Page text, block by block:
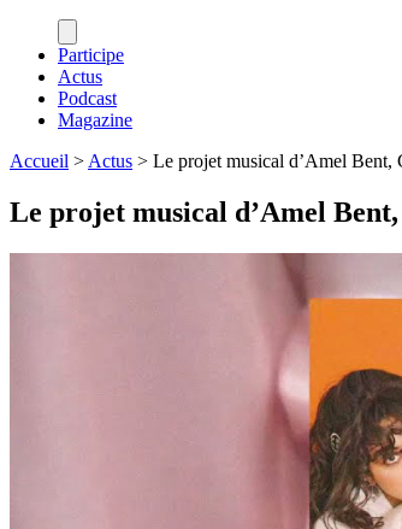
Participe
Actus
Podcast
Magazine
Accueil > Actus > Le projet musical d’Amel Bent,
Le projet musical d’Amel